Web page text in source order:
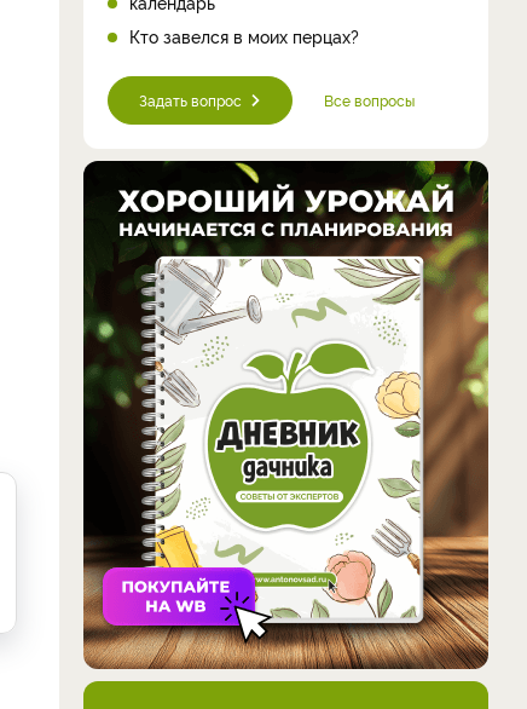
Кто завелся в моих перцах?
Задать вопрос Все вопросы